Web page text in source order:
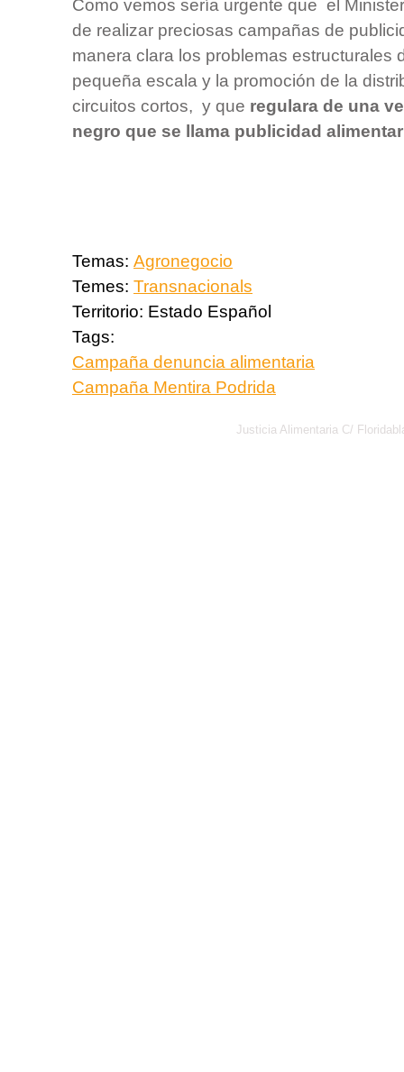
Como vemos sería urgente que el
de realizar preciosas campañas de
manera clara los problemas estructurales
pequeña escala y la promoción de la
circuitos cortos, y que regulara de una
negro que se llama publicidad
Temas: Agronegocio
Temes: Transnacionals
Territorio: Estado Español
Tags:
Campaña denuncia alimentaria
Campaña Mentira Podrida
Justicia Alimentaria C/